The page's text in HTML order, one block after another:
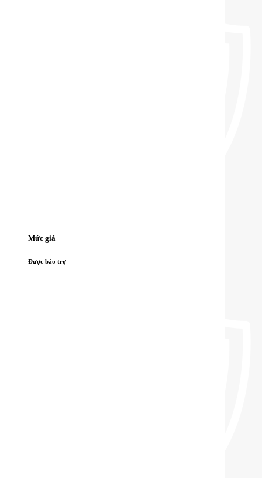
Mức giá
Được bảo trợ